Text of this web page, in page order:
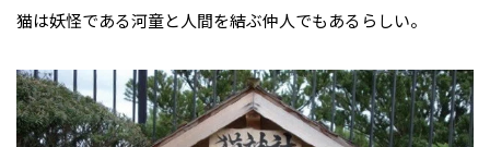
猫は妖怪である河童と人間を結ぶ仲人でもあるらしい。